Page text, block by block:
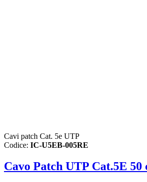
Cavi patch Cat. 5e UTP
Codice: IC-U5EB-005RE
Cavo Patch UTP Cat.5E 50